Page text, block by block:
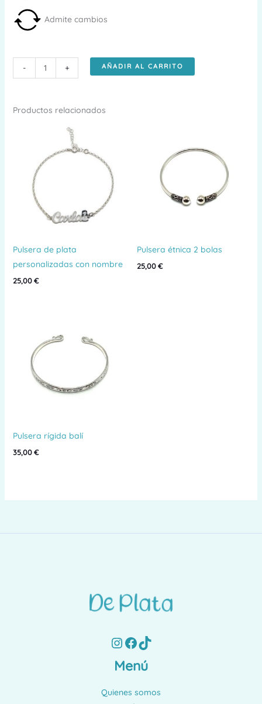
Admite cambios
-
finas
plata
+ AÑADIR AL CARRITO
Productos relacionados
Pulsera de plata
personalizadas con nombre
25,00€
Pulsera étnica 2 bolas
25,00€
Pulsera rígida balí
35,00€
Instagram
Facebook
TikTok
Menú
Quienes somos